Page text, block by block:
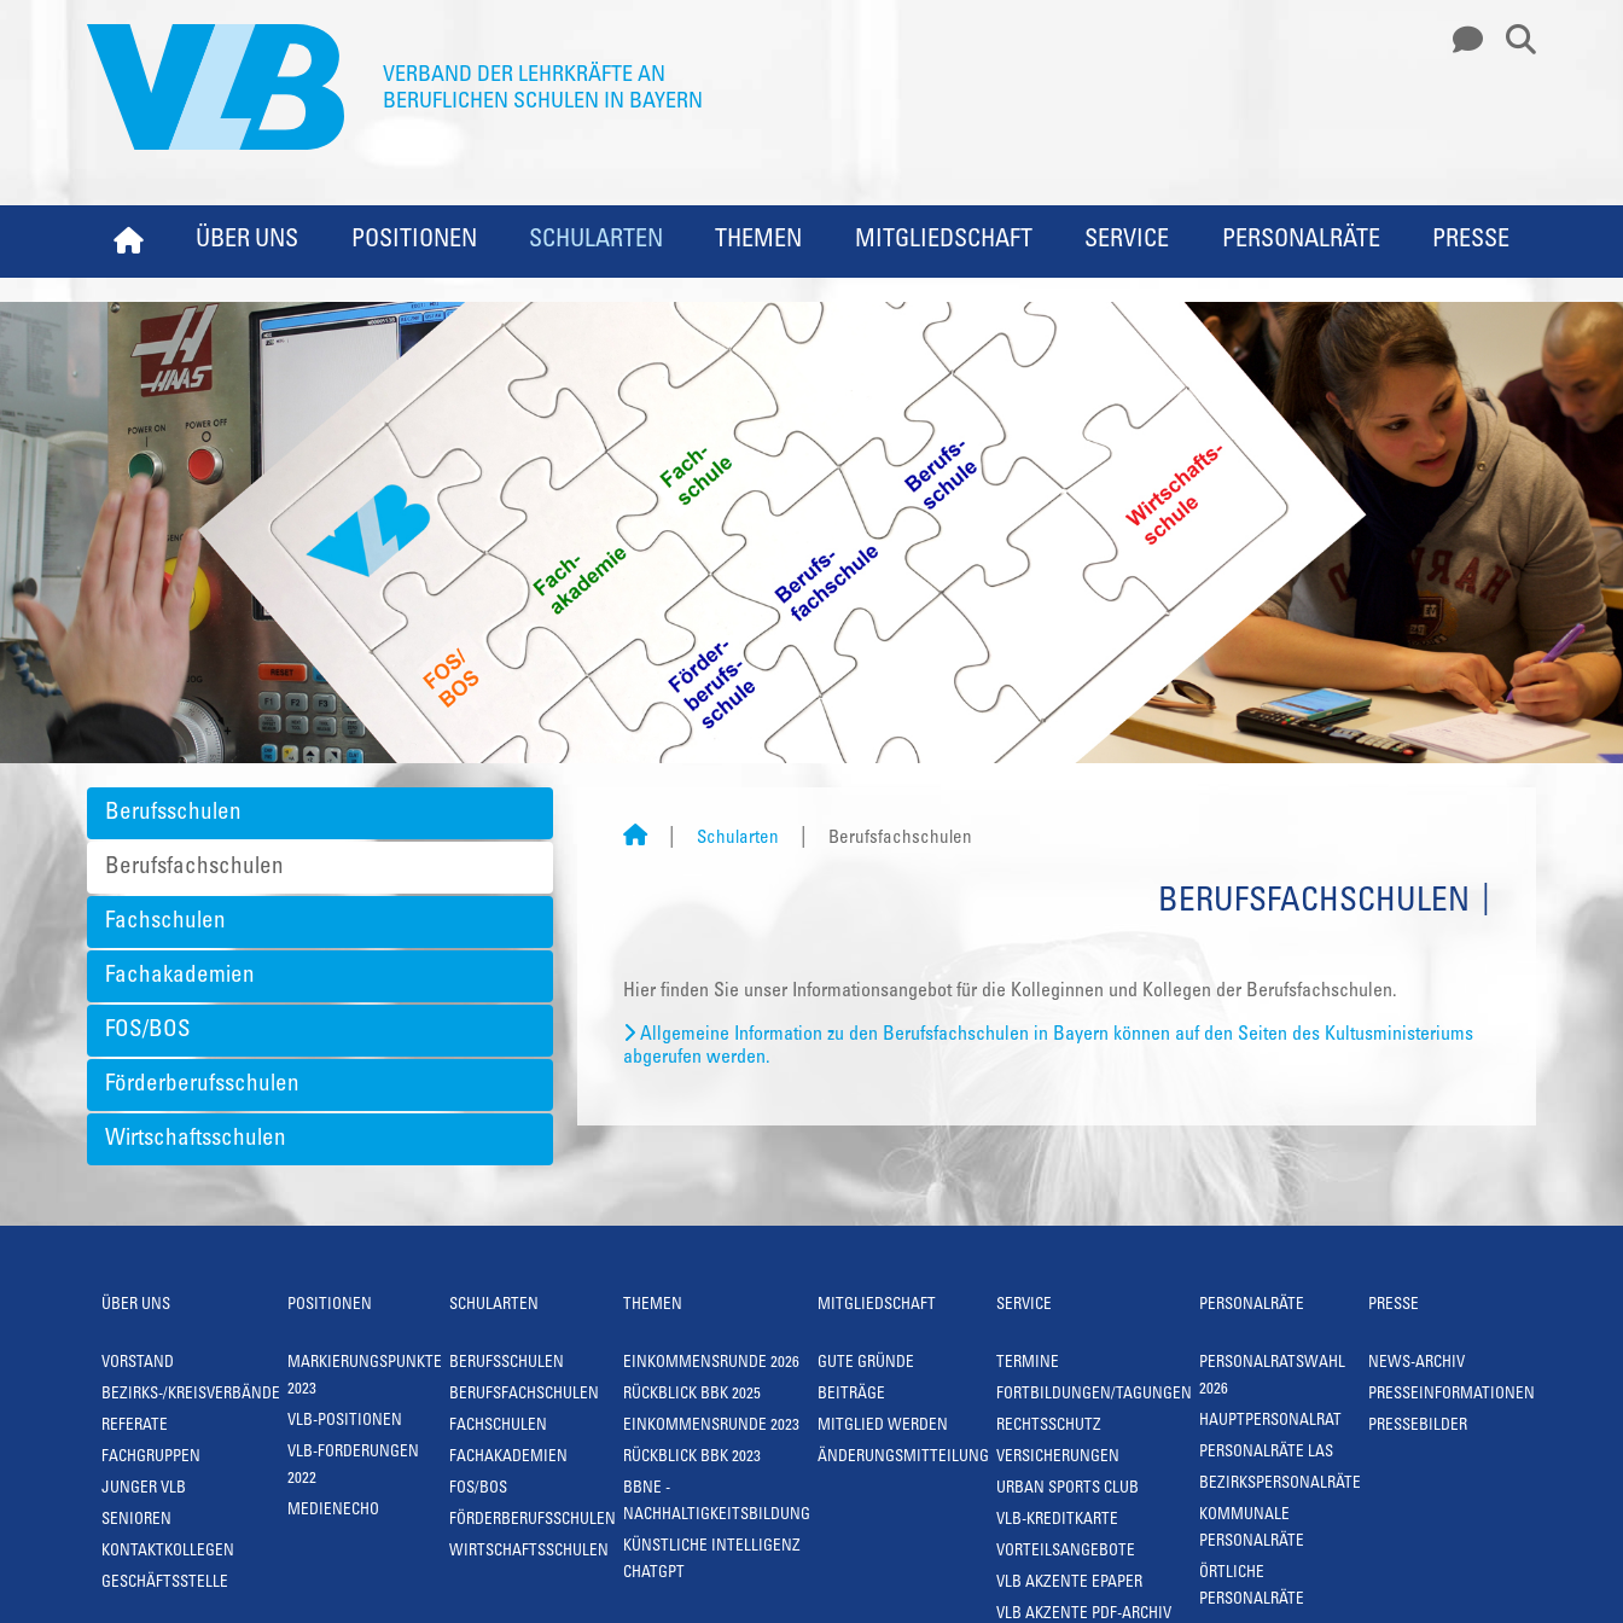
ÜBER UNS POSITIONEN SCHULARTEN THEMEN MITGLIEDSCHAFT SERVICE PERSONALRÄTE PRESSE
Berufsschulen
Berufsfachschulen
Fachschulen
Fachakademien
FOS/BOS
Förderberufsschulen
Wirtschaftsschulen
Schularten Berufsfachschulen
BERUFSFACHSCHULEN
Hier finden Sie unser Informationsangebot für die Kolleginnen und Kollegen der Berufsfachschulen.
Allgemeine Information zu den Berufsfachschulen in Bayern können auf den Seiten des Kultusministeriums
abgerufen werden.
ÜBER UNS
VORSTAND
BEZIRKS-/KREISVERBÄNDE
REFERATE
FACHGRUPPEN
JUNGER VLB
SENIOREN
KONTAKTKOLLEGEN
GESCHÄFTSSTELLE
POSITIONEN
MARKIERUNGSPUNKTE
2023
VLB-POSITIONEN
VLB-FORDERUNGEN
2022
MEDIENECHO
SCHULARTEN
BERUFSSCHULEN
BERUFSFACHSCHULEN
FACHSCHULEN
FACHAKADEMIEN
FOS/BOS
FÖRDERBERUFSSCHULEN
WIRTSCHAFTSSCHULEN
THEMEN
EINKOMMENSRUNDE 2026
RÜCKBLICK BBK 2025
EINKOMMENSRUNDE 2023
RÜCKBLICK BBK 2023
BBNE -
NACHHALTIGKEITSBILDUNG
KÜNSTLICHE INTELLIGENZ
CHATGPT
MITGLIEDSCHAFT
GUTE GRÜNDE
BEITRÄGE
MITGLIED WERDEN
ÄNDERUNGSMITTEILUNG
SERVICE
TERMINE
FORTBILDUNGEN/TAGUNGEN
RECHTSSCHUTZ
VERSICHERUNGEN
URBAN SPORTS CLUB
VLB-KREDITKARTE
VORTEILSANGEBOTE
VLB AKZENTE EPAPER
VLB AKZENTE PDF-ARCHIV
PERSONALRÄTE
PERSONALRATSWAHL
2026
HAUPTPERSONALRAT
PERSONALRÄTE LAS
BEZIRKSPERSONALRÄTE
KOMMUNALE
PERSONALRÄTE
ÖRTLICHE
PERSONALRÄTE
PRESSE
NEWS-ARCHIV
PRESSEINFORMATIONEN
PRESSEBILDER